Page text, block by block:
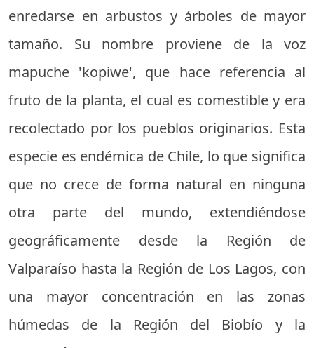
enredarse en arbustos y árboles de mayor
tamaño. Su nombre proviene de la voz
mapuche 'kopiwe', que hace referencia al
fruto de la planta, el cual es comestible y era
recolectado por los pueblos originarios. Esta
especie es endémica de Chile, lo que significa
que no crece de forma natural en ninguna
otra parte del mundo, extendiéndose
geográficamente desde la Región de
Valparaíso hasta la Región de Los Lagos, con
una mayor concentración en las zonas
húmedas de la Región del Biobío y la